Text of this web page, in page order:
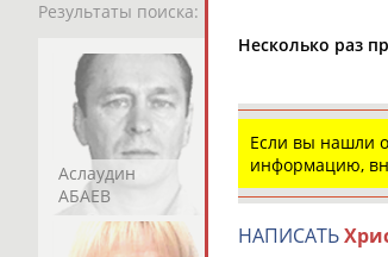
Результаты поиска:
Аслаудин
АБАЕВ
Елена
АБАИМОВА
Несколько раз
Если вы нашли
информацию,
НАПИСАТЬ